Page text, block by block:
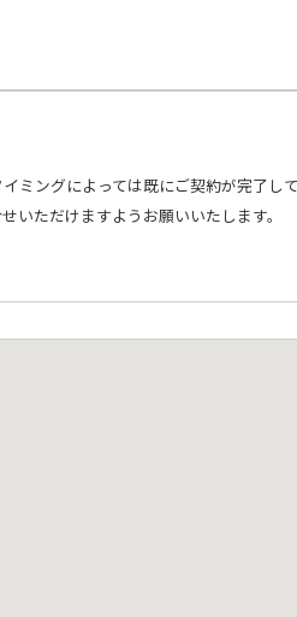
ミングによっては既にご契約が完了し
いただけますようお願いいたします。